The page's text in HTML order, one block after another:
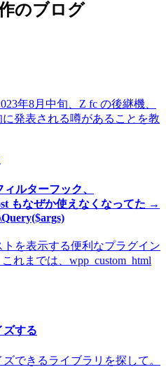
のブログ
年8月中旬、Z fc の後継機、
発表される噂があることを教
ルターフック、
もなぜか使えなくなってた →
トを表示する便利なプラグイン
これまでは、wpp_custom_html
ズする
できるライブラリを探して。